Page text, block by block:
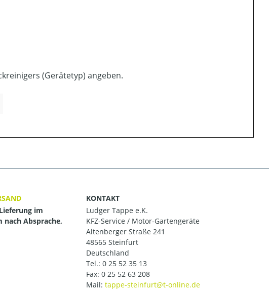
(Gerätetyp) angeben.
im
nach Absprache,
KONTAKT
Ludger Tappe e.K.
KFZ-Service / Motor-Gartengeräte
Altenberger Straße 241
48565 Steinfurt
Deutschland
Tel.: 0 25 52 35 13
Fax: 0 25 52 63 208
Mail: